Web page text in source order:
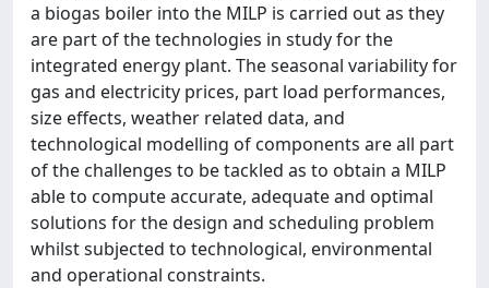
a biogas boiler into the MILP is carried out as they
are part of the technologies in study for the
integrated energy plant. The seasonal variability for
gas and electricity prices, part load performances,
size effects, weather related data, and
technological modelling of components are all part
of the challenges to be tackled as to obtain a MILP
able to compute accurate, adequate and optimal
solutions for the design and scheduling problem
whilst subjected to technological, environmental
and operational constraints.